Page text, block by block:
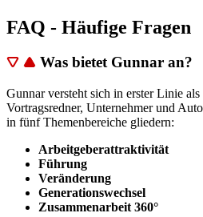
FAQ - Häufige Fragen
Was bietet Gunnar an?
Gunnar versteht sich in erster Linie
Vortragsredner, Unternehmer und
in fünf Themenbereiche gliedern:
Arbeitgeberattraktivität
Führung
Veränderung
Generationswechsel
Zusammenarbeit 360°